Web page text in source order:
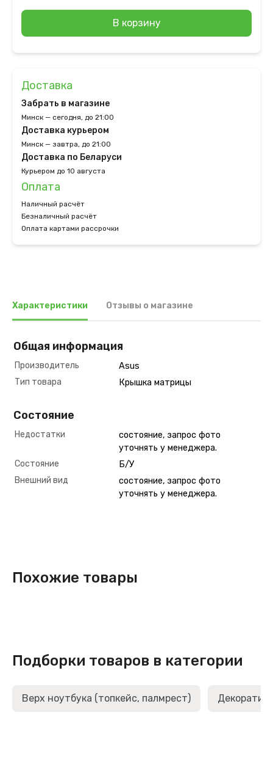
В корзину
Доставка
Забрать в магазине
Минск — сегодня, до 21:00
Доставка курьером
Минск — завтра, до 21:00
Доставка по Беларуси
Курьером до 10 августа
Оплата
Наличный расчёт
Безналичный расчёт
Оплата картами рассрочки
Характеристики Отзывы о магазине
Общая информация
Производитель
Asus
Тип товара
Крышка матрицы
Состояние
Недостатки
состояние, запрос фото
уточнять у менеджера.
Состояние
Б/У
Внешний вид
состояние, запрос фото
уточнять у менеджера.
Похожие товары
Подборки товаров в категории
Верх ноутбука (топкейс, палмрест)